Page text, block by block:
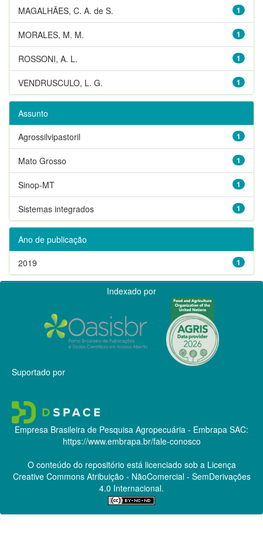
1
MAGALHÃES, C. A. de S.
1
MORALES, M. M.
1
ROSSONI, A. L.
1
VENDRUSCULO, L. G.
Assunto
1
Agrossilvipastoril
1
Mato Grosso
1
Sinop-MT
1
Sistemas integrados
Ano de publicação
1
2019
Indexado por
Suportado por
Empresa Brasileira de Pesquisa Agropecuária - Embrapa SAC:
https://www.embrapa.br/fale-conosco
O conteúdo do repositório está licenciado sob a Licença
Creative CommonsAtribuição - NãoComercial - SemDerivações
4.0 Internacional.